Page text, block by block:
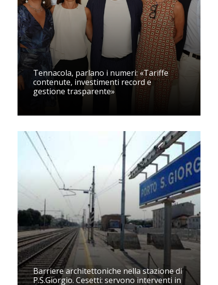
Tennacola, parlano i numeri: «Tariffe
contenute, investimenti record e
gestione trasparente»
Barriere architettoniche nella stazione di
P.S.Giorgio. Cesetti: servono interventi in